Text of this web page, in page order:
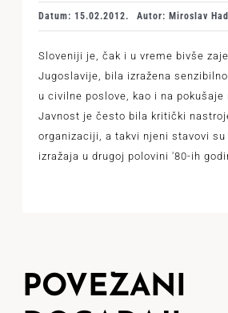
Datum: 15.02.2012. Autor: Miroslav
Sloveniji je, čak i u vreme bivše
Jugoslavije, bila izražena
u civilne poslove, kao i na
Javnost je često bila kritički
organizaciji, a takvi njeni stavovi
izražaja u drugoj polovini '80-ih
POVEZANI